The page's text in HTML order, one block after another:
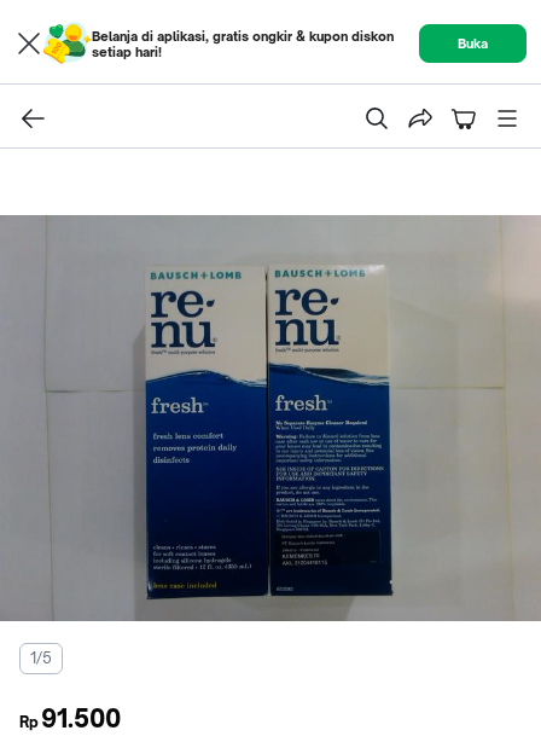
Belanja di aplikasi, gratis ongkir & kupon diskon
setiap hari!
Buka
1/5
Rp 91.500